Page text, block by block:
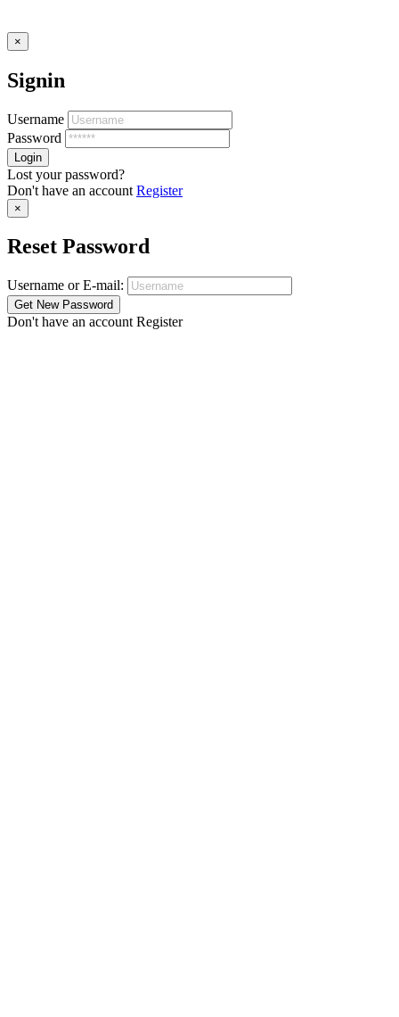
×
Signin
Username
Password
Lost your password?
Don't have an account Register
×
Reset Password
Username or E-mail:
Don't have an account Register